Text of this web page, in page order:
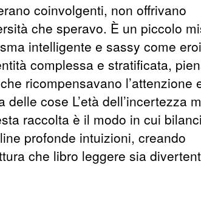
coinvolgenti, non offrivano
che speravo. È un piccolo
intelligente e sassy come
complessa e stratificata,
ricompensavano l’attenzione
delle cose L’età dell’incertezza
raccolta è il modo in cui
profonde intuizioni, creando
che libro leggere sia